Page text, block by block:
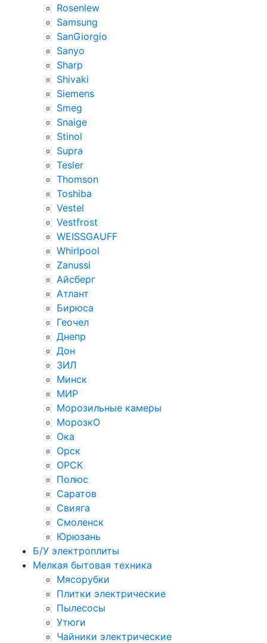
Rosenlew
Samsung
SanGiorgio
Sanyo
Sharp
Shivaki
Siemens
Smeg
Snaige
Stinol
Supra
Tesler
Thomson
Toshiba
Vestel
Vestfrost
WEISSGAUFF
Whirlpool
Zanussi
Айсберг
Атлант
Бирюса
Геочел
Днепр
Дон
ЗИЛ
Минск
МИР
Морозильные камеры
МорозкО
Ока
Орск
ОРСК
Полюс
Саратов
Свияга
Смоленск
Юрюзань
Б/У электроплиты
Мелкая бытовая техника
Мясорубки
Плитки электрические
Пылесосы
Утюги
Чайники электрические